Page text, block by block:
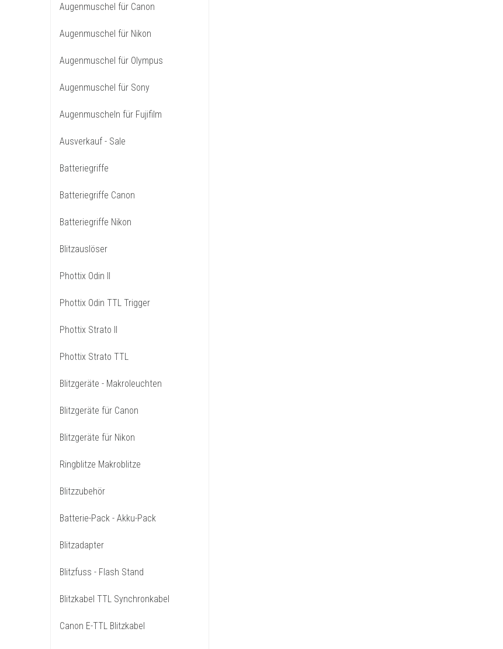
Augenmuschel für Canon
Augenmuschel für Nikon
Augenmuschel für Olympus
Augenmuschel für Sony
Augenmuscheln für Fujifilm
Ausverkauf - Sale
Batteriegriffe
Batteriegriffe Canon
Batteriegriffe Nikon
Blitzauslöser
Phottix Odin II
Phottix Odin TTL Trigger
Phottix Strato II
Phottix Strato TTL
Blitzgeräte - Makroleuchten
Blitzgeräte für Canon
Blitzgeräte für Nikon
Ringblitze Makroblitze
Blitzzubehör
Batterie-Pack - Akku-Pack
Blitzadapter
Blitzfuss - Flash Stand
Blitzkabel TTL Synchronkabel
Canon E-TTL Blitzkabel